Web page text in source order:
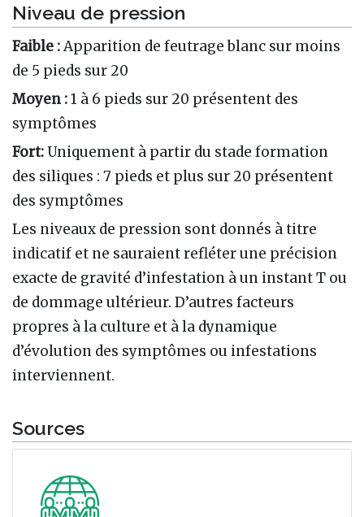
Niveau de pression
Faible :Apparition de feutrage blanc sur moins
de 5 pieds sur 20
Moyen :1 à 6 pieds sur 20 présentent des
symptômes
Fort:Uniquement à partir du stade formation
des siliques : 7 pieds et plus sur 20 présentent
des symptômes
Les niveaux de pression sont donnés à titre
indicatif et ne sauraient refléter une précision
exacte de gravité d’infestation à un instant T ou
de dommage ultérieur. D’autres facteurs
propres à la culture et à la dynamique
d’évolution des symptômes ou infestations
interviennent.
Sources